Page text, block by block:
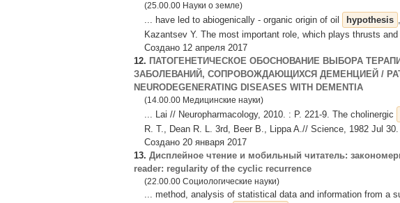
(25.00.00 Науки о земле)
... have led to abiogenically - organic origin of oil hypothesis
Kazantsev Y. The most important role, which plays thrusts
Создано 12 апреля 2017
12. ПАТОГЕНЕТИЧЕСКОЕ ОБОСНОВАНИЕ ВЫБОРА
ЗАБОЛЕВАНИЙ, СОПРОВОЖДАЮЩИХСЯ ДЕМЕНЦИЕЙ /
NEURODEGENERATING DISEASES WITH DEMENTIA
(14.00.00 Медицинские науки)
... Lai // Neuropharmacology, 2010. : P. 221-9. The cholinergic
R. T., Dean R. L. 3rd, Beer B., Lippa A.// Science, 1982 Jul
Создано 20 января 2017
13. Дисплейное чтение и мобильный читатель:
reader: regularity of the cyclic recurrence
(22.00.00 Социологические науки)
... method, analysis of statistical data and information from a